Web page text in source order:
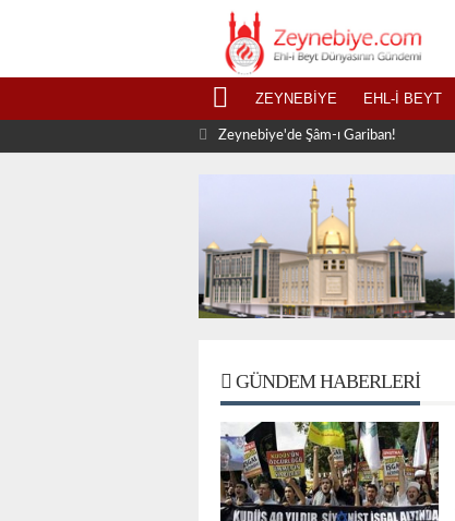
ZEYNEBIYE EHL-I BEYT
Zeynebiye'de Şâm-ı Gariban!
GÜNDEM HABERLERI